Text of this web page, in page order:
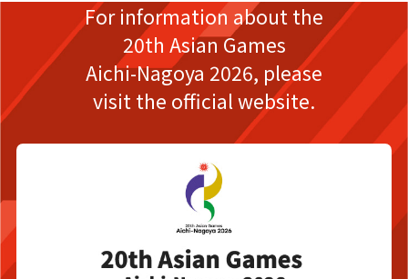
For information about the
20th Asian Games
Aichi-Nagoya 2026, please
visit the official website.